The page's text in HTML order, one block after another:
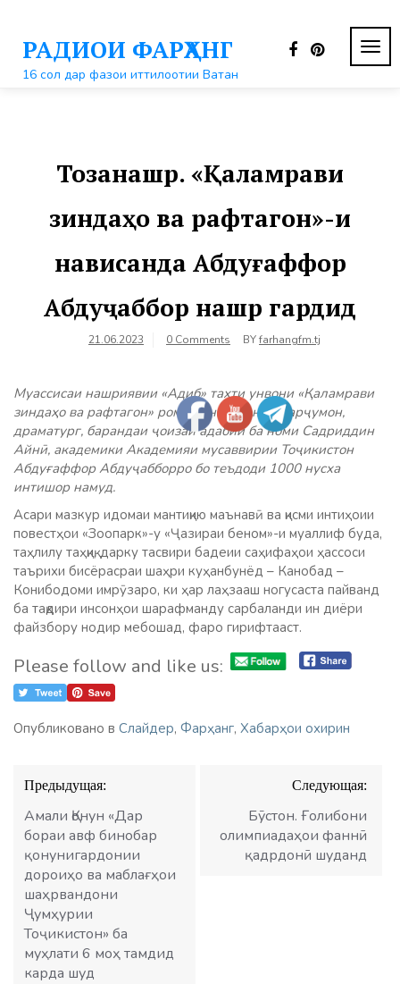
контентуРАДИОИ ФАРҲАНГ
16 сол дар фазои иттилоотии Ватан
Тозанашр. «Қаламрави
зиндаҳо ва рафтагон»-и
нависанда Абдуғаффор
Абдуҷаббор нашр гардид
21.06.2023 0 Comments BYfarhangfm.tj
Муассисаи нашриявии «Адиб» таҳти унвони «Қаламрави
зиндаҳо ва рафтагон» романи нависанда, тарҷумон,
драматург, барандаи ҷоизаи адабии ба номи Садриддин
Айнӣ, академики Академияи мусаввирии Тоҷикистон
Абдуғаффор Абдуҷабборро бо теъдоди 1000 нусха
интишор намуд.
Асари мазкур идомаи мантиқию маънавӣ ва қисми интиҳоии
повестҳои «Зоопарк»-у «Ҷазираи беном»-и муаллиф буда,
таҳлилу таҳқиқ, дарку тасвири бадеии саҳифаҳои ҳассоси
таърихи бисёрасраи шаҳри куҳанбунёд – Канобад –
Конибодоми имрӯзаро, ки ҳар лаҳзааш ногусаста пайванд
ба тақдири инсонҳои шарафманду сарбаланди ин диёри
файзбору нодир мебошад, фаро гирифтааст.
Please follow and like us:
Опубликовано в Слайдер, Фарҳанг, Хабарҳои охирин
Навигация
по
записям
Предыдущая:
Амали Қонун «Дар
бораи авф бинобар
қонунигардонии
дороиҳо ва маблағҳои
шаҳрвандони
Ҷумҳурии
Тоҷикистон» ба
муҳлати 6 моҳ тамдид
карда шуд
Следующая:
Бӯстон. Ғолибони
олимпиадаҳои фаннӣ
қадрдонӣ шуданд